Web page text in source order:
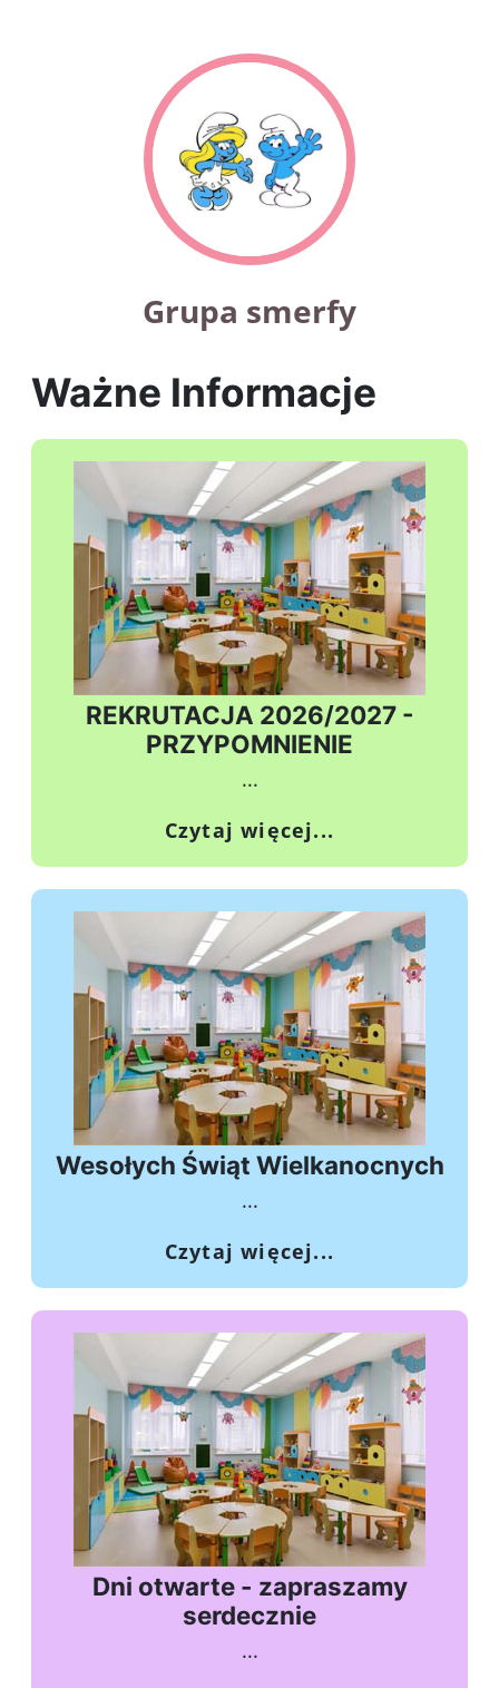
Grupa smerfy
Ważne Informacje
REKRUTACJA 2026/2027 -
PRZYPOMNIENIE
...
Czytaj więcej...
Wesołych Świąt Wielkanocnych
...
Czytaj więcej...
Dni otwarte - zapraszamy
serdecznie
...